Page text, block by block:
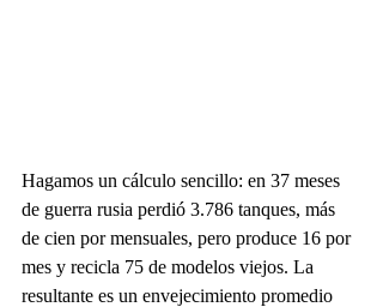
Hagamos un cálculo sencillo: en 37 meses
de guerra rusia perdió 3.786 tanques, más
de cien por mensuales, pero produce 16 por
mes y recicla 75 de modelos viejos. La
resultante es un envejecimiento promedio